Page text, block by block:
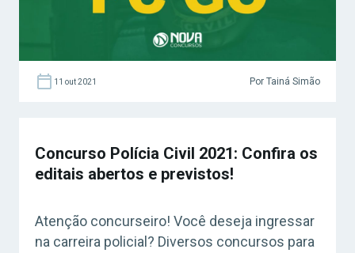
11 out 2021 Por Tainá Simão
Concurso Polícia Civil 2021: Confira os
editais abertos e previstos!
Atenção concurseiro! Você deseja ingressar
na carreira policial? Diversos concursos para